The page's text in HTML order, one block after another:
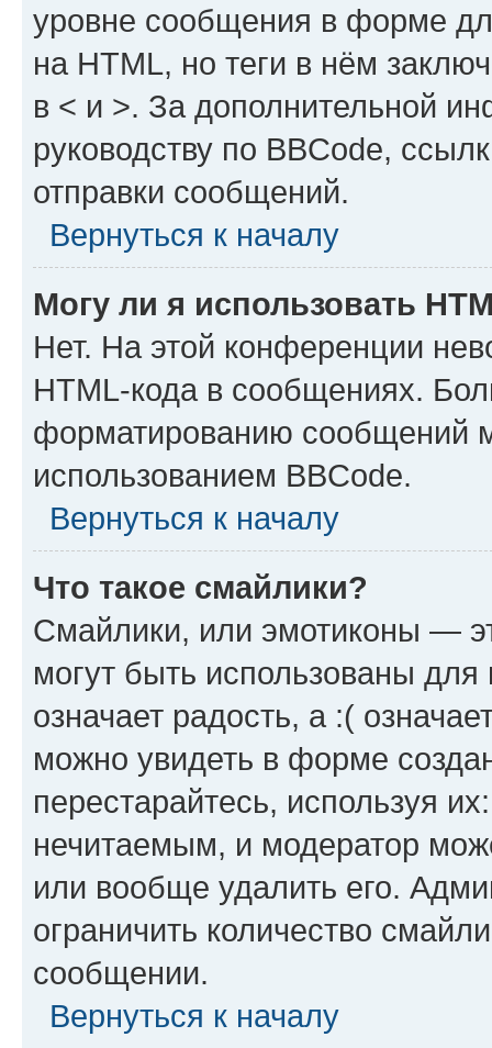
уровне сообщения в форме
на HTML, но теги в нём
в < и >. За дополнительной
руководству по BBCode,
отправки сообщений.
Вернуться к началу
Могу ли я использовать
Нет. На этой конференции
HTML-кода в сообщениях.
форматированию сообщений
использованием BBCode.
Вернуться к началу
Что такое смайлики?
Смайлики, или эмотиконы —
могут быть использованы
означает радость, а :(
можно увидеть в форме
перестарайтесь, используя
нечитаемым, и модератор
или вообще удалить его.
ограничить количество
сообщении.
Вернуться к началу